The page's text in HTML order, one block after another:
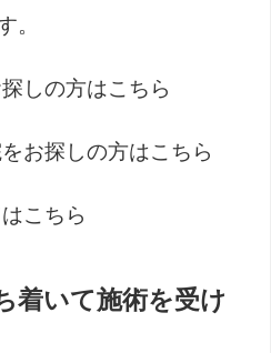
。
しの方はこちら
お探しの方はこちら
こちら
着いて施術を受け